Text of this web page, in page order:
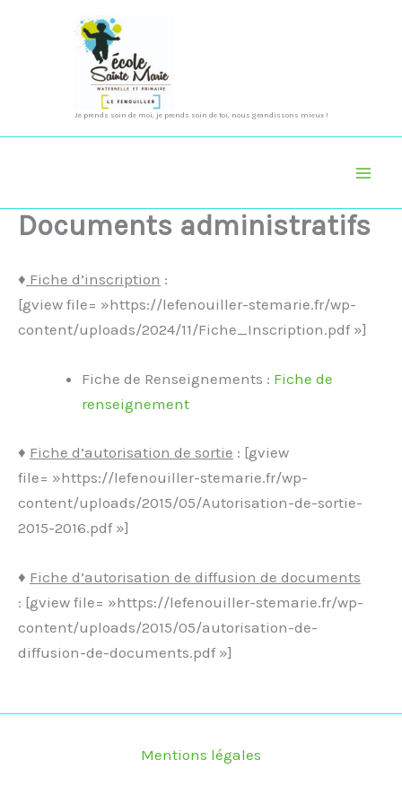
Je prends soin de moi, je prends soin de toi, nous grandissons mieux !
Documents administratifs
♦ Fiche d’inscription :
[gview file= »https://lefenouiller-stemarie.fr/wp-
content/uploads/2024/11/Fiche_Inscription.pdf »]
Fiche de Renseignements : Fiche de
renseignement
♦ Fiche d’autorisation de sortie : [gview
file= »https://lefenouiller-stemarie.fr/wp-
content/uploads/2015/05/Autorisation-de-sortie-
2015-2016.pdf »]
♦ Fiche d’autorisation de diffusion de documents
: [gview file= »https://lefenouiller-stemarie.fr/wp-
content/uploads/2015/05/autorisation-de-
diffusion-de-documents.pdf »]
Mentions légales